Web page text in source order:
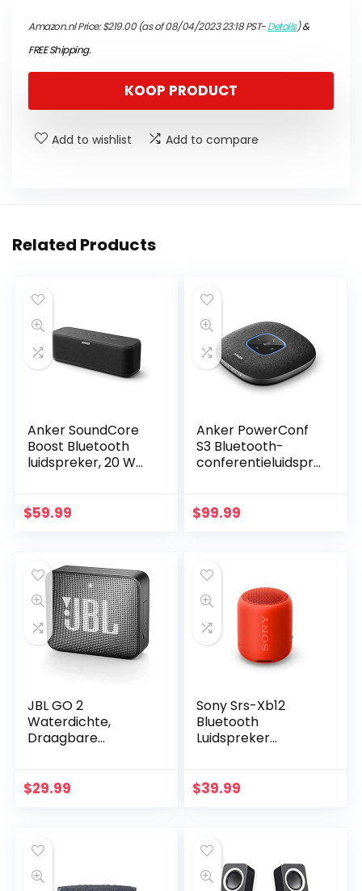
Amazon.nl Price:$219.00(as of 08/04/2023 23:18 PST-Details)&
FREE Shipping.
KOOP PRODUCT
Add to wishlist Add to compare
Related Products
Anker SoundCore
Boost Bluetooth
luidspreker, 20 W
bassuptechnologie,
$59.99
Anker PowerConf
S3 Bluetooth-
conferentieluidspre
microfoons,
$99.99
JBL GO 2
Waterdichte,
Draagbare
Handsfree-Functie,
$29.99
Sony Srs-Xb12
Bluetooth
Luidspreker
Bas,
$39.99